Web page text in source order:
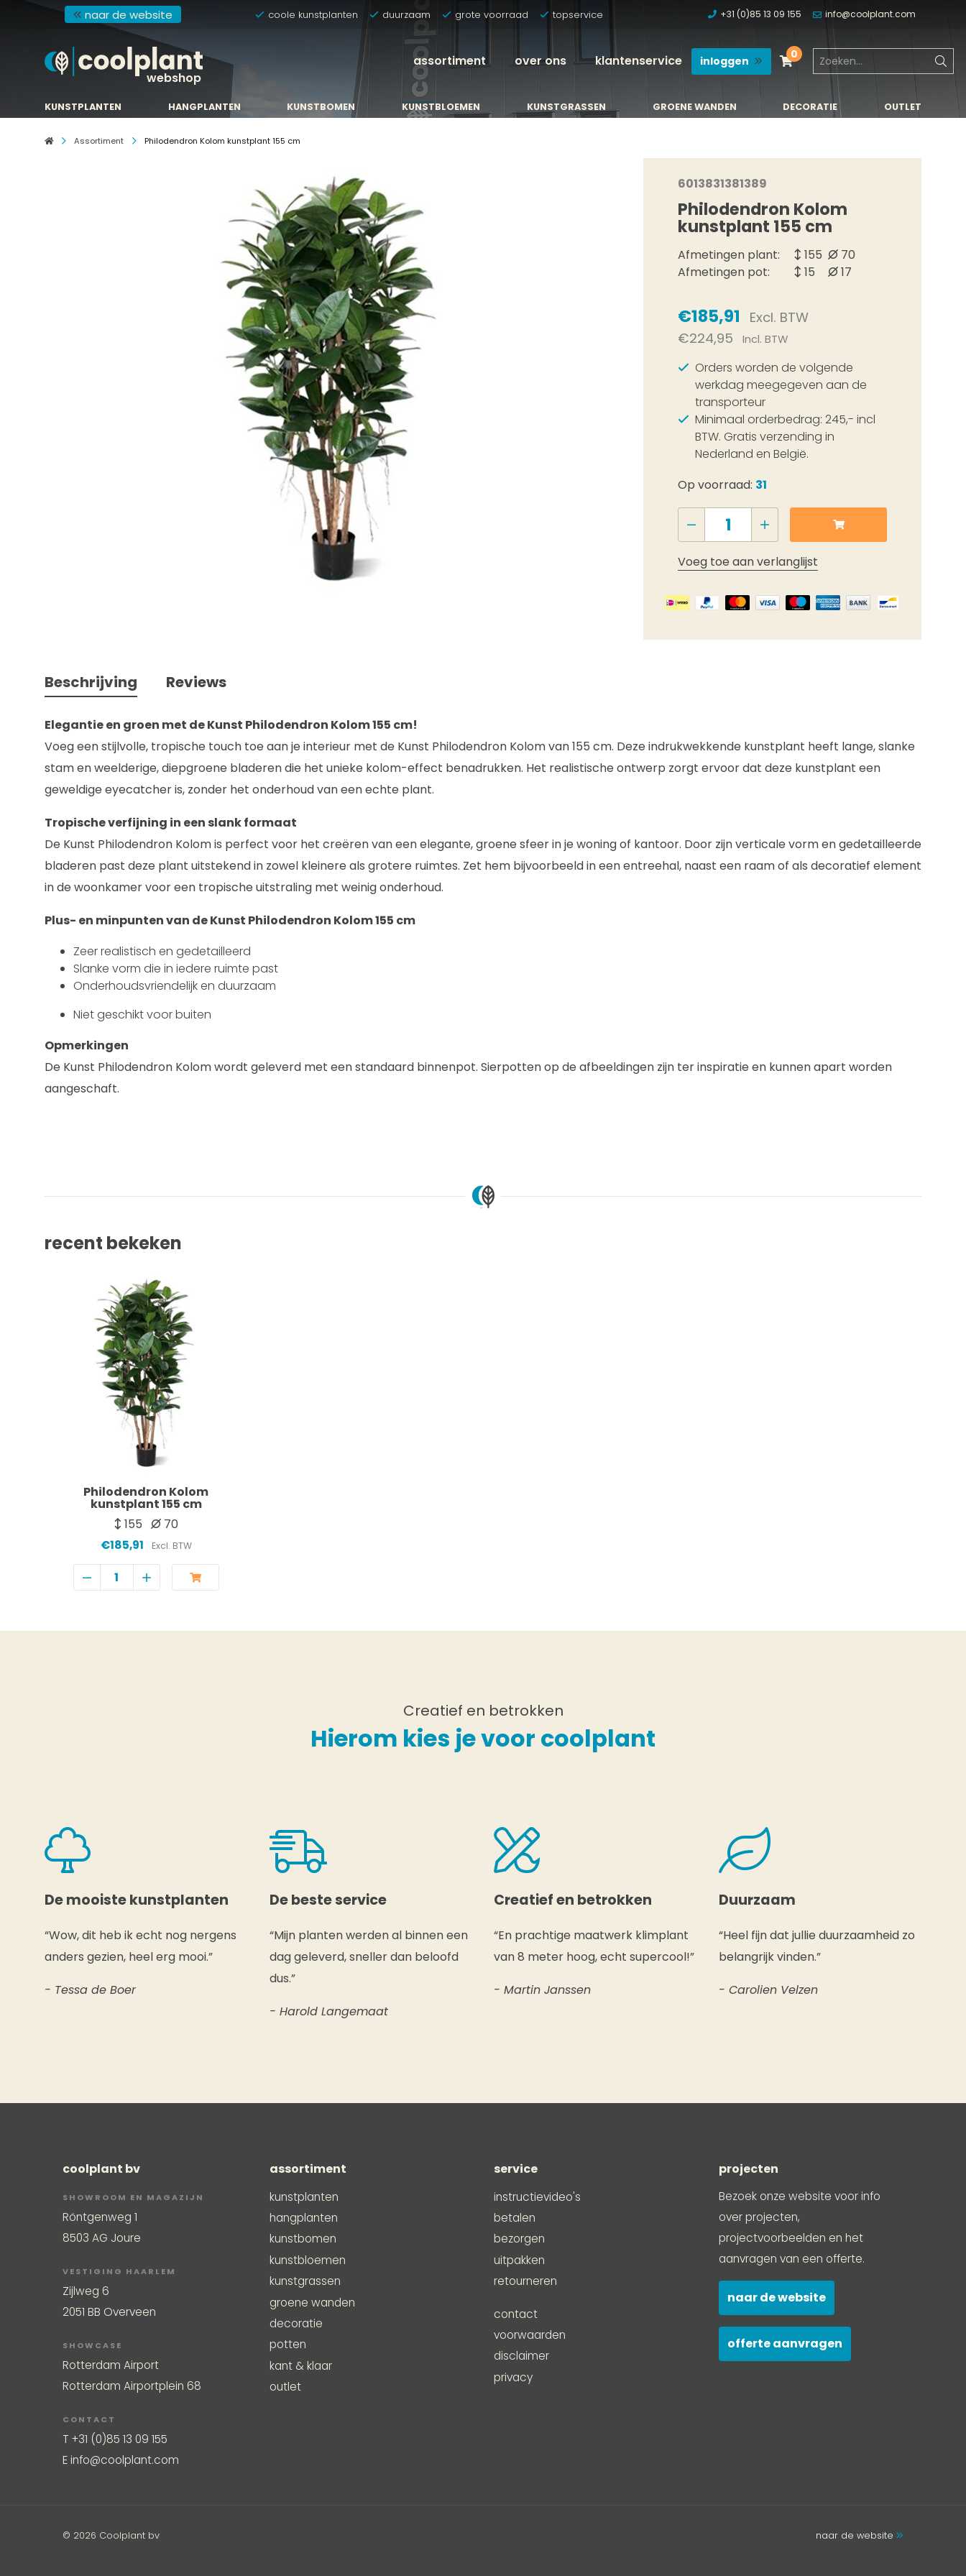
naar de website coole kunstplanten duurzaam grote voorraad topservice +31 (0)85 13 09 155 info@coolplant.com
webshop
assortiment over ons klantenservice inloggen 0
KUNSTPLANTEN HANGPLANTEN KUNSTBOMEN KUNSTBLOEMEN KUNSTGRASSEN GROENE WANDEN DECORATIE OUTLET
KUNSTPLANTEN HANGPLANTEN KUNSTBOMEN KUNSTBLOEMEN KUNSTGRASSEN GROENE WANDEN DECORATIE OUTLET
Assortiment Philodendron Kolom kunstplant 155 cm
6013831381389
Philodendron Kolom
kunstplant 155 cm
Afmetingen plant: 155
70
Afmetingen pot:
15 17
€185,91
Excl. BTW
€224,95
Incl. BTW
Orders worden de volgende
werkdag meegegeven aan de
transporteur
Minimaal orderbedrag: 245,- incl
BTW. Gratis verzending in
Nederland en België.
Op voorraad: 31
Voeg toe aan verlanglijst
Beschrijving Reviews
Elegantie en groen met de Kunst Philodendron Kolom 155 cm!
Voeg een stijlvolle, tropische touch toe aan je interieur met de Kunst Philodendron Kolom van 155 cm. Deze indrukwekkende kunstplant heeft lange, slanke
stam en weelderige, diepgroene bladeren die het unieke kolom-effect benadrukken. Het realistische ontwerp zorgt ervoor dat deze kunstplant een
geweldige eyecatcher is, zonder het onderhoud van een echte plant.
Tropische verfijning in een slank formaat
De Kunst Philodendron Kolom is perfect voor het creëren van een elegante, groene sfeer in je woning of kantoor. Door zijn verticale vorm en gedetailleerde
bladeren past deze plant uitstekend in zowel kleinere als grotere ruimtes. Zet hem bijvoorbeeld in een entreehal, naast een raam of als decoratief element
in de woonkamer voor een tropische uitstraling met weinig onderhoud.
Plus- en minpunten van de Kunst Philodendron Kolom 155 cm
Zeer realistisch en gedetailleerd
Slanke vorm die in iedere ruimte past
Onderhoudsvriendelijk en duurzaam
Niet geschikt voor buiten
Opmerkingen
De Kunst Philodendron Kolom wordt geleverd met een standaard binnenpot. Sierpotten op de afbeeldingen zijn ter inspiratie en kunnen apart worden
aangeschaft.
recent bekeken
Philodendron Kolom
kunstplant 155 cm
155
70
€185,91 Excl. BTW
Creatief en betrokken
Hierom kies je voor coolplant
De mooiste kunstplanten
“Wow, dit heb ik echt nog nergens
anders gezien, heel erg mooi.”
- Tessa de Boer
De beste service
“Mijn planten werden al binnen een
dag geleverd, sneller dan beloofd
dus.”
- Harold Langemaat
Creatief en betrokken
“En prachtige maatwerk klimplant
van 8 meter hoog, echt supercool!”
- Martin Janssen
Duurzaam
“Heel fijn dat jullie duurzaamheid zo
belangrijk vinden.”
- Carolien Velzen
coolplant bv
SHOWROOM EN MAGAZIJN
Röntgenweg 1
8503 AG Joure
VESTIGING HAARLEM
Zijlweg 6
2051 BB Overveen
SHOWCASE
Rotterdam Airport
Rotterdam Airportplein 68
CONTACT
T +31 (0)85 13 09 155
Einfo@coolplant.com
assortiment
kunstplanten
hangplanten
kunstbomen
kunstbloemen
kunstgrassen
groene wanden
decoratie
potten
kant & klaar
outlet
service
instructievideo's
betalen
bezorgen
uitpakken
retourneren
contact
voorwaarden
disclaimer
privacy
projecten
Bezoek onze website voor info
over projecten,
projectvoorbeelden en het
aanvragen van een offerte.
naar de website
offerte aanvragen
© 2026 Coolplant bv naar de website